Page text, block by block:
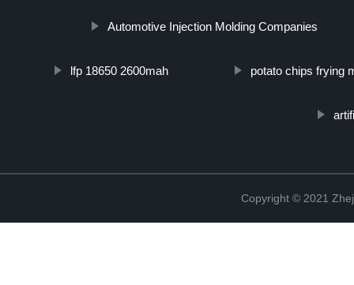
Automotive Injection Molding Companies
lfp 18650 2600mah potato chips frying
Copyright © 2021